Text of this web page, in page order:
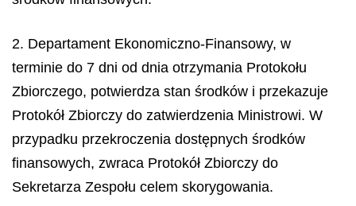
2. Departament Ekonomiczno-Finansowy, w
terminie do 7 dni od dnia otrzymania Protokołu
Zbiorczego, potwierdza stan środków i przekazuje
Protokół Zbiorczy do zatwierdzenia Ministrowi. W
przypadku przekroczenia dostępnych środków
finansowych, zwraca Protokół Zbiorczy do
Sekretarza Zespołu celem skorygowania.